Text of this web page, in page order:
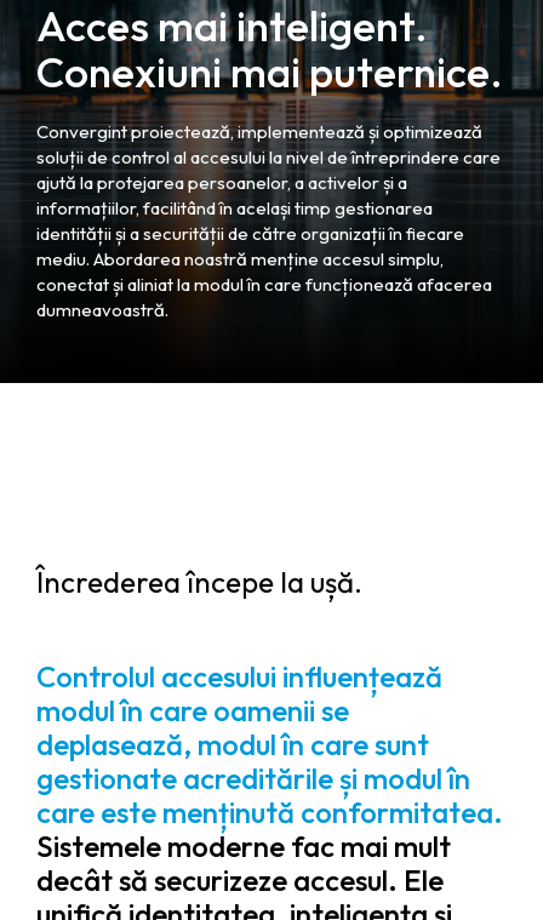
Acces mai inteligent.
Conexiuni mai puternice.
Convergint proiectează, implementează și optimizează
soluții de control al accesului la nivel de întreprindere care
ajută la protejarea persoanelor, a activelor și a
informațiilor, facilitând în același timp gestionarea
identității și a securității de către organizații în fiecare
mediu. Abordarea noastră menține accesul simplu,
conectat și aliniat la modul în care funcționează afacerea
dumneavoastră.
Încrederea începe la ușă.
Controlul accesului influențează
modul în care oamenii se
deplasează, modul în care sunt
gestionate acreditările și modul în
care este menținută conformitatea.
Sistemele moderne fac mai mult
decât să securizeze accesul. Ele